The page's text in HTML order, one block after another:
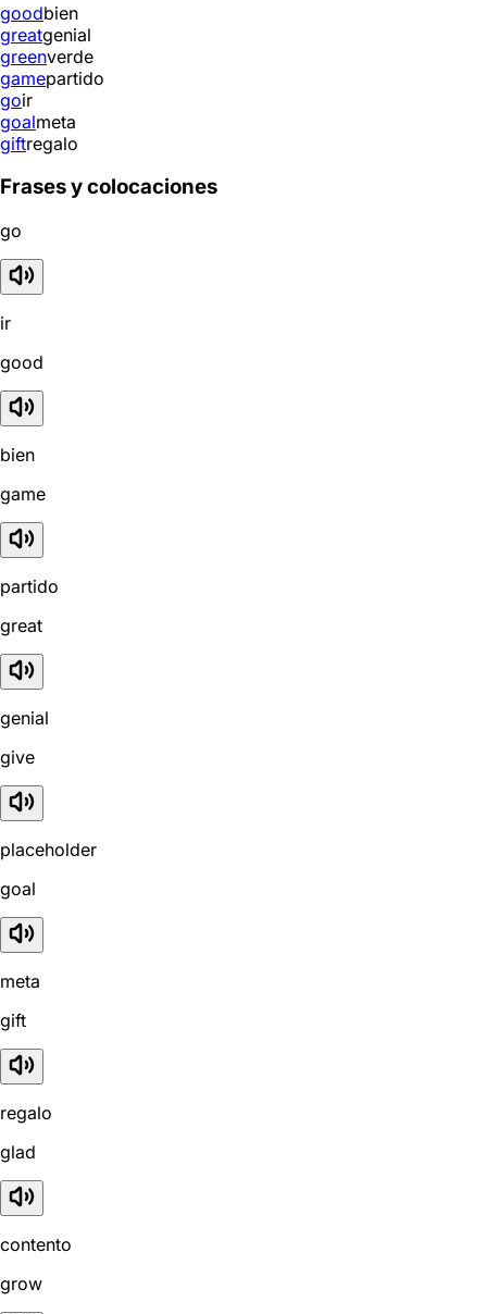
goodbien
greatgenial
greenverde
gamepartido
goir
goalmeta
giftregalo
Frases y colocaciones
go
ir
good
bien
game
partido
great
genial
give
placeholder
goal
meta
gift
regalo
glad
contento
grow